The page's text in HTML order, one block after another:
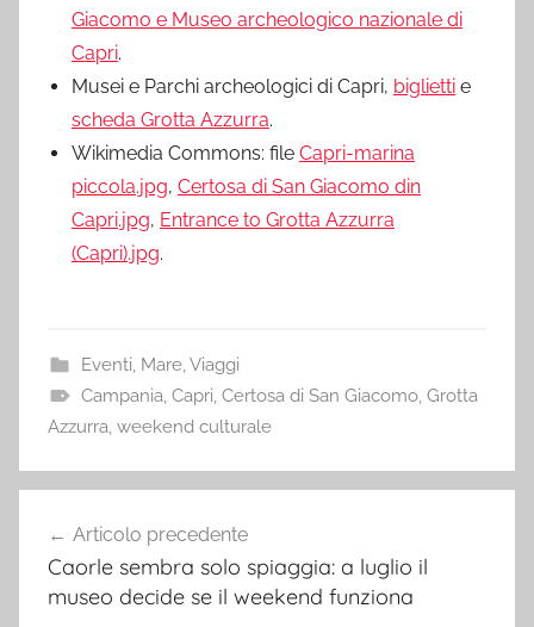
Giacomo e Museo archeologico nazionale di
Capri.
Musei e Parchi archeologici di Capri, biglietti e
scheda Grotta Azzurra.
Wikimedia Commons: file Capri-marina
piccola.jpg, Certosa di San Giacomo din
Capri.jpg, Entrance to Grotta Azzurra
(Capri).jpg.
Eventi, Mare,Viaggi
Campania, Capri, Certosa di San Giacomo, Grotta
Azzurra, weekend culturale
articoli
Articolo precedente
Caorle sembra solo spiaggia: a luglio il
museo decide se il weekend funziona